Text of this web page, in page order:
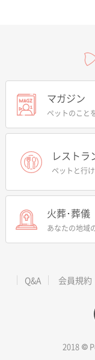
マガジン
ペットのこと
レストラ
ペットと行
火葬･葬儀
あなたの地域
Q&A 会員規約
2018 ©